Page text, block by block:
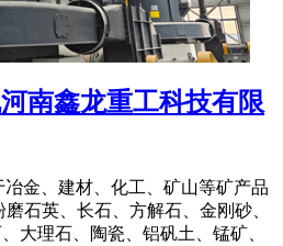
南鑫龙重工科技有限
金、建材、化工、矿山等矿产品
石英、长石、方解石、金刚砂、
大理石、陶瓷、铝矾土、锰矿、